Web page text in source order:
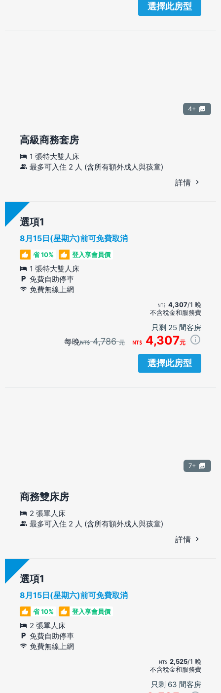
選擇此房型
4+
高級商務套房
1 張特大雙人床
最多可入住 2 人 (含所有額外成人與孩童)
詳情
選項
8月15日(星期六)前可免費取消
省 10% 登入享會員價
1 張特大雙人床
免費自助停車
免費無線上網
4,307/1 晚
不含稅金和服務費
只剩 25 間客房
每晚 4,786元 4,307元
選擇此房型
7+
商務雙床房
2 張單人床
最多可入住 2 人 (含所有額外成人與孩童)
詳情
選項
8月15日(星期六)前可免費取消
省 10% 登入享會員價
2 張單人床
免費自助停車
免費無線上網
2,525/1 晚
不含稅金和服務費
只剩 63 間客房